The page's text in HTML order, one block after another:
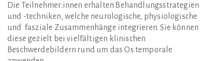
Die Teilnehmer:innen erhalten Behandlungsstrategien
und -techniken, welche neurologische, physiologische
und fasziale Zusammenhänge integrieren. Sie können
diese gezielt bei vielfältigen klinischen
Beschwerdebildern rund um das Os temporale